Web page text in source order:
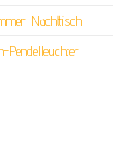
Nachttisch
Pendelleuchter